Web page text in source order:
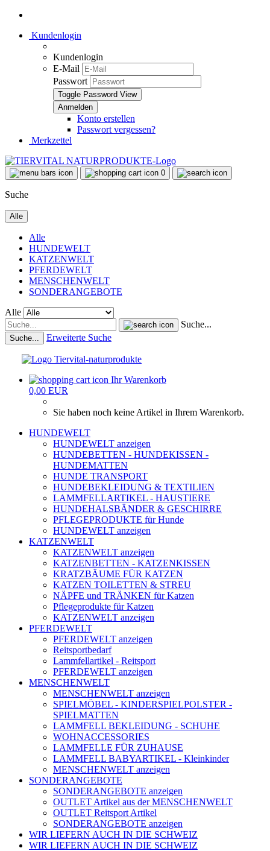
Kundenlogin
Kundenlogin
E-Mail
Passwort
Toggle Password View
Konto erstellen
Passwort vergessen?
Merkzettel
0
Suche
Alle
Alle
HUNDEWELT
KATZENWELT
PFERDEWELT
MENSCHENWELT
SONDERANGEBOTE
Alle
Suche...
Suche... Erweiterte Suche
Ihr Warenkorb
0,00 EUR
Sie haben noch keine Artikel in Ihrem Warenkorb.
HUNDEWELT
HUNDEWELT anzeigen
HUNDEBETTEN - HUNDEKISSEN -
HUNDEMATTEN
HUNDE TRANSPORT
HUNDEBEKLEIDUNG & TEXTILIEN
LAMMFELLARTIKEL - HAUSTIERE
HUNDEHALSBÄNDER & GESCHIRRE
PFLEGEPRODUKTE für Hunde
HUNDEWELT anzeigen
KATZENWELT
KATZENWELT anzeigen
KATZENBETTEN - KATZENKISSEN
KRATZBÄUME FÜR KATZEN
KATZEN TOILETTEN & STREU
NÄPFE und TRÄNKEN für Katzen
Pflegeprodukte für Katzen
KATZENWELT anzeigen
PFERDEWELT
PFERDEWELT anzeigen
Reitsportbedarf
Lammfellartikel - Reitsport
PFERDEWELT anzeigen
MENSCHENWELT
MENSCHENWELT anzeigen
SPIELMÖBEL - KINDERSPIELPOLSTER -
SPIELMATTEN
LAMMFELL BEKLEIDUNG - SCHUHE
WOHNACCESSORIES
LAMMFELLE FÜR ZUHAUSE
LAMMFELL BABYARTIKEL - Kleinkinder
MENSCHENWELT anzeigen
SONDERANGEBOTE
SONDERANGEBOTE anzeigen
OUTLET Artikel aus der MENSCHENWELT
OUTLET Reitsport Artikel
SONDERANGEBOTE anzeigen
WIR LIEFERN AUCH IN DIE SCHWEIZ
WIR LIEFERN AUCH IN DIE SCHWEIZ